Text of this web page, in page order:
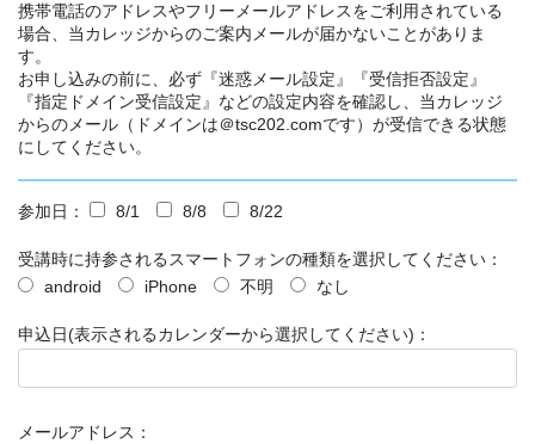
携帯電話のアドレスやフリーメールアドレスをご利用されている
場合、当カレッジからのご案内メールが届かないことがありま
す。
お申し込みの前に、必ず『迷惑メール設定』『受信拒否設定』
『指定ドメイン受信設定』などの設定内容を確認し、当カレッジ
からのメール（ドメインは＠tsc202.comです）が受信できる状態
にしてください。
参加日： 8/1 8/8 8/22
受講時に持参されるスマートフォンの種類を選択してください：
android
iPhone 不明 なし
申込日(表示されるカレンダーから選択してください)：
メールアドレス：